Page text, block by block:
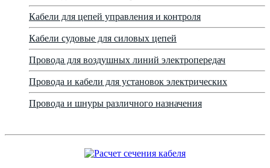
Кабели для цепей управления и контроля
Кабели судовые для силовых цепей
Провода для воздушных линий электропередач
Провода и кабели для установок электрических
Провода и шнуры различного назначения